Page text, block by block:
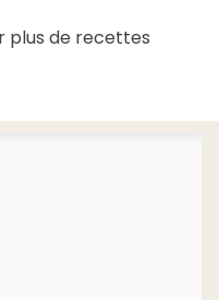
plus de recettes